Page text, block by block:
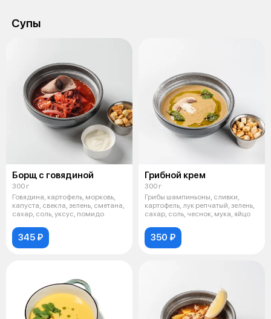
Супы
Борщ с говядиной
300 г
Говядина, картофель, морковь,
капуста, свекла, зелень, сметана,
сахар, соль, уксус, помидо
345 ₽
Грибной крем
300 г
Грибы шампиньоны, сливки,
картофель, лук репчатый, зелень,
сахар, соль, чеснок, мука, яйцо
350 ₽